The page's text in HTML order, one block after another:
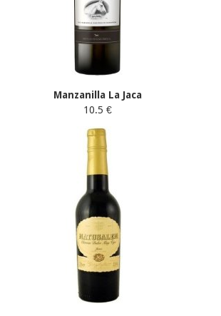
Manzanilla La Jaca
10.5 €